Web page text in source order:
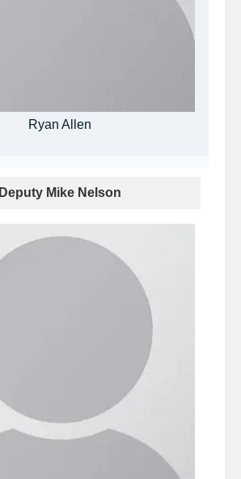
Ryan Allen
Deputy Mike Nelson